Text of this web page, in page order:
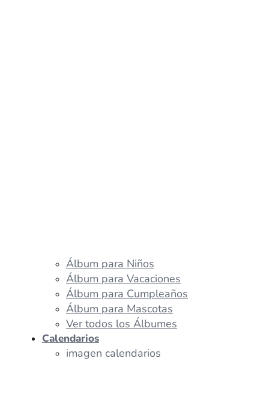
Álbum para Niños
Álbum para Vacaciones
Álbum para Cumpleaños
Álbum para Mascotas
Ver todos los Álbumes
Calendarios
imagen calendarios